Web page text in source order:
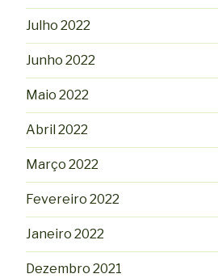
Julho 2022
Junho 2022
Maio 2022
Abril 2022
Março 2022
Fevereiro 2022
Janeiro 2022
Dezembro 2021